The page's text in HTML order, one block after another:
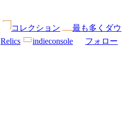
コレクション
最も多くダウ
Relics indieconsole フォロー